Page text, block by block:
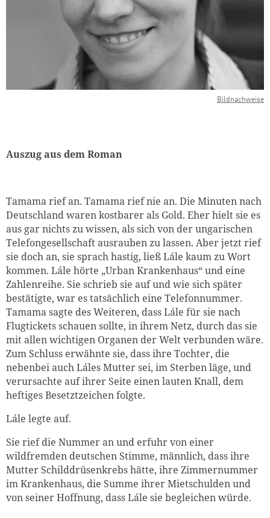
Bildnachweise
Auszug aus dem Roman
Tamama rief an. Tamama rief nie an. Die Minuten nach
Deutschland waren kostbarer als Gold. Eher hielt sie es
aus gar nichts zu wissen, als sich von der ungarischen
Telefongesellschaft ausrauben zu lassen. Aber jetzt rief
sie doch an, sie sprach hastig, ließ Lále kaum zu Wort
kommen. Lále hörte „Urban Krankenhaus“ und eine
Zahlenreihe. Sie schrieb sie auf und wie sich später
bestätigte, war es tatsächlich eine Telefonnummer.
Tamama sagte des Weiteren, dass Lále für sie nach
Flugtickets schauen sollte, in ihrem Netz, durch das sie
mit allen wichtigen Organen der Welt verbunden wäre.
Zum Schluss erwähnte sie, dass ihre Tochter, die
nebenbei auch Láles Mutter sei, im Sterben läge, und
verursachte auf ihrer Seite einen lauten Knall, dem
heftiges Besetztzeichen folgte.
Lále legte auf.
Sie rief die Nummer an und erfuhr von einer
wildfremden deutschen Stimme, männlich, dass ihre
Mutter Schilddrüsenkrebs hätte, ihre Zimmernummer
im Krankenhaus, die Summe ihrer Mietschulden und
von seiner Hoffnung, dass Lále sie begleichen würde.